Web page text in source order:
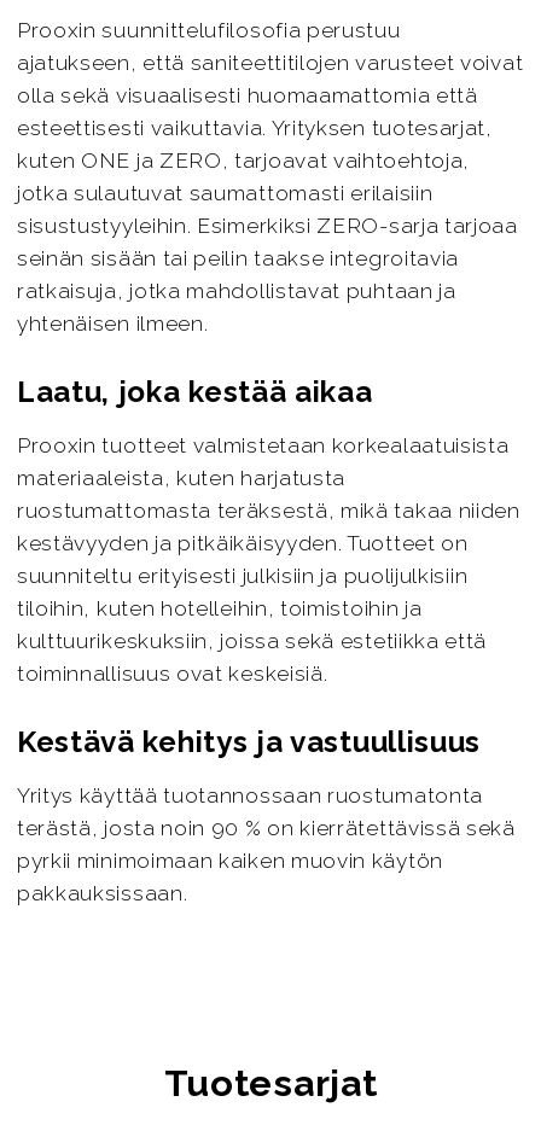
Prooxin suunnittelufilosofia perustuu
ajatukseen, että saniteettitilojen varusteet voivat
olla sekä visuaalisesti huomaamattomia että
esteettisesti vaikuttavia. Yrityksen tuotesarjat,
kuten ONE ja ZERO, tarjoavat vaihtoehtoja,
jotka sulautuvat saumattomasti erilaisiin
sisustustyyleihin. Esimerkiksi ZERO-sarja tarjoaa
seinän sisään tai peilin taakse integroitavia
ratkaisuja, jotka mahdollistavat puhtaan ja
yhtenäisen ilmeen.
Laatu, joka kestää aikaa
Prooxin tuotteet valmistetaan korkealaatuisista
materiaaleista, kuten harjatusta
ruostumattomasta teräksestä, mikä takaa niiden
kestävyyden ja pitkäikäisyyden. Tuotteet on
suunniteltu erityisesti julkisiin ja puolijulkisiin
tiloihin, kuten hotelleihin, toimistoihin ja
kulttuurikeskuksiin, joissa sekä estetiikka että
toiminnallisuus ovat keskeisiä.
Kestävä kehitys ja vastuullisuus
Yritys käyttää tuotannossaan ruostumatonta
terästä, josta noin 90 % on kierrätettävissä sekä
pyrkii minimoimaan kaiken muovin käytön
pakkauksissaan.
Tuotesarjat